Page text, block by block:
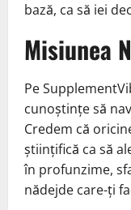
bază, ca să iei
Misiunea
Pe
cunoștințe să
Credem că
științifică ca să
în profunzime,
nădejde care-ți